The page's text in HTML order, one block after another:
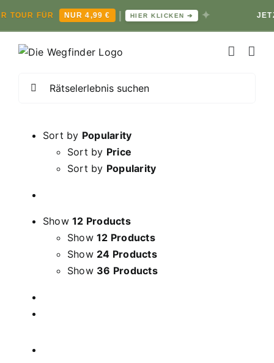
FÜR NUR 4,99 € | HIER KLICKEN ➔ ✦ JETZT
Inhalt
Sort by Popularity
Sort by Price
Sort by Popularity
Show12 Products
Show12 Products
Show 24 Products
Show 36 Products